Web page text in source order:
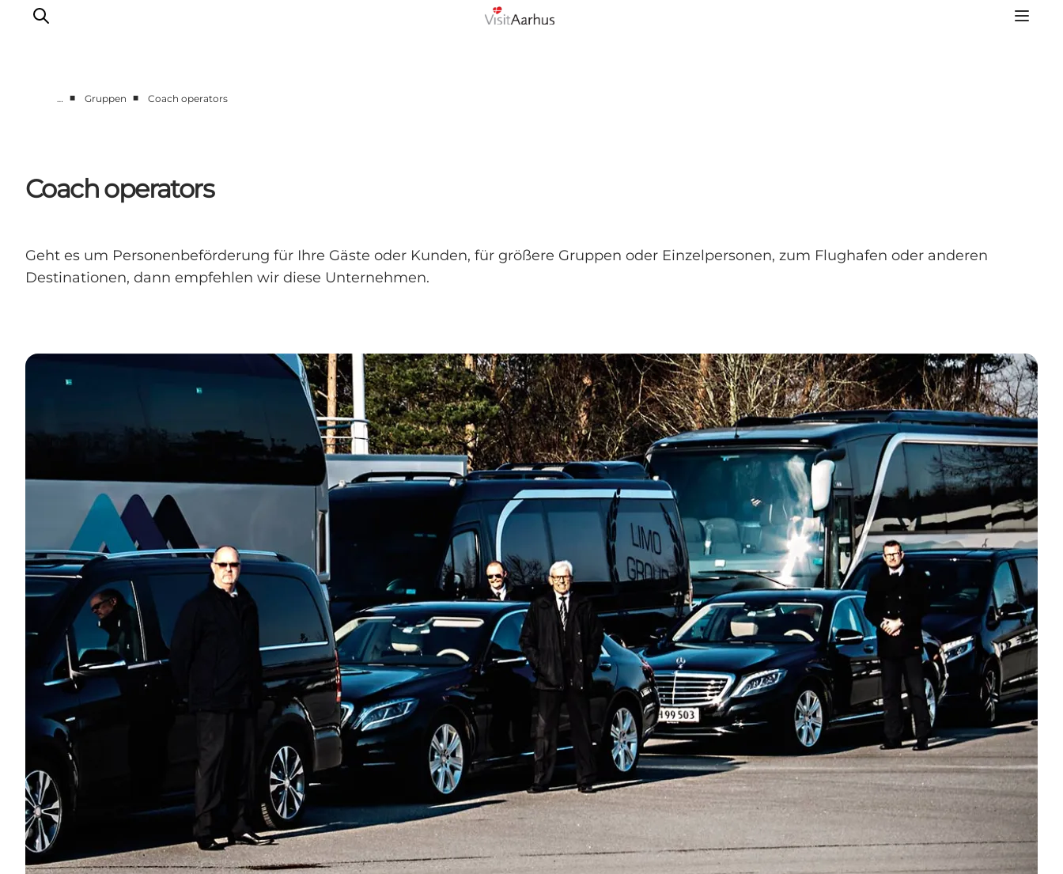
Städte und Regionen
Reiseplanung
… ■ Gruppen ■ Coach operators
Coach operators
Geht es um Personenbeförderung für Ihre Gäste oder Kunden, für größere Gruppen oder Einzelpersonen, zum Flughafen oder anderen
Destinationen, dann empfehlen wir diese Unternehmen.